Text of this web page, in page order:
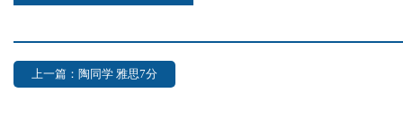
上一篇：陶同学 雅思7分